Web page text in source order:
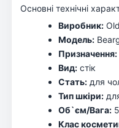
Основні технічні
Виробник:
Модель:
Призначення:
Вид: стік
Стать: для
Тип шкіри:
Об`єм/Вага:
Клас